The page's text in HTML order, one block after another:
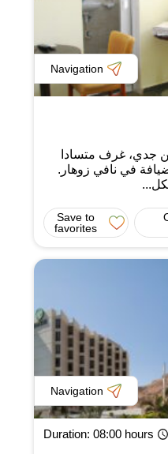
Navigation
جدي، غرف متسادا
في نافي زوهار.
Save to
favorites
Navigation
Duration: 08:00 hours